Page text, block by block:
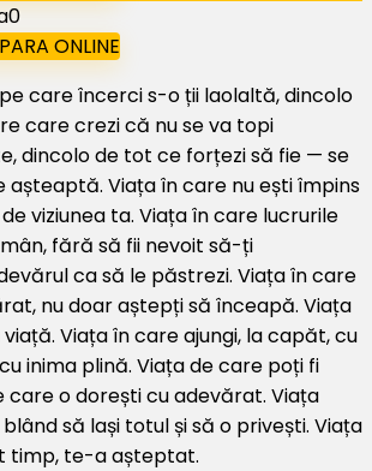
0
ONLINE
care încerci s-o ții laolaltă, dincolo
care crezi că nu se va topi
dincolo de tot ce forțezi să fie — se
Viața în care nu ești împins
viziunea ta. Viața în care lucrurile
fără să fii nevoit să-ți
ca să le păstrezi. Viața în care
nu doar aștepți să înceapă. Viața
Viața în care ajungi, la capăt, cu
inima plină. Viața de care poți fi
care o dorești cu adevărat. Viața
să lași totul și să o privești. Viața
timp, te-a așteptat.